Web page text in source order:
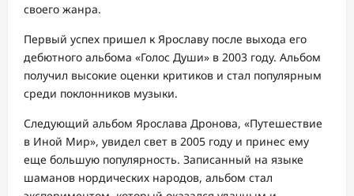
своего жанра.
Первый успех пришел к Ярославу после выхода его
дебютного альбома «Голос Души» в 2003 году. Альбом
получил высокие оценки критиков и стал популярным
среди поклонников музыки.
Следующий альбом Ярослава Дронова, «Путешествие
в Иной Мир», увидел свет в 2005 году и принес ему
еще большую популярность. Записанный на языке
шаманов нордических народов, альбом стал